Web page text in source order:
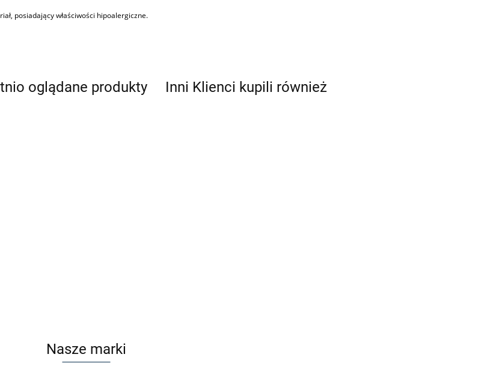
posiadający właściwości hipoalergiczne.
oglądane produkty Inni Klienci kupili również
Nasze marki